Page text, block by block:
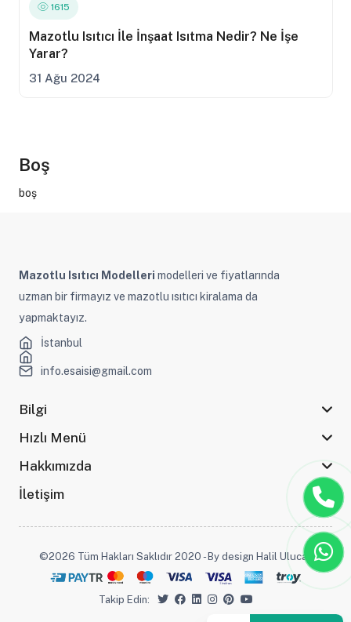
1615
Mazotlu Isıtıcı İle İnşaat Isıtma Nedir? Ne İşe
Yarar?
31 Ağu 2024
1660
Mazotlu Isıtıcı İle Büyük Alanları Isıtma Nedir?
Ne İşe Yarar?
31 Ağu 2024
1797
Mazotlu Isıtıcı Kiralama İle Şap Kurutma Nedir?
Ne İşe Yarar?
31 Ağu 2024
Boş
boş
Mazotlu Isıtıcı Modelleri modelleri ve fiyatlarında
uzman bir firmayız ve mazotlu ısıtıcı kiralama da
yapmaktayız.
İstanbul
info.esaisi@gmail.com
Bilgi
Hızlı Menü
Hakkımızda
İletişim
©2026 Tüm Hakları Saklıdır 2020 - By design Halil Ulucak
Takip Edin: